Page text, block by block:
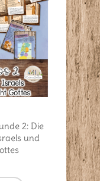
2: Die
und